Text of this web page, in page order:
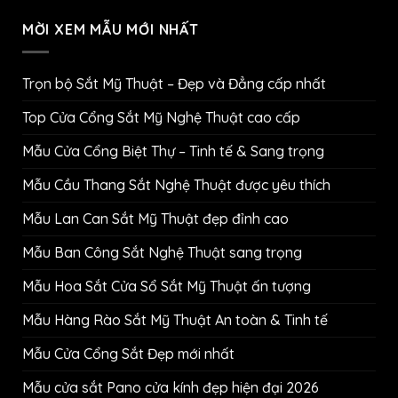
MỜI XEM MẪU MỚI NHẤT
Trọn bộ Sắt Mỹ Thuật – Đẹp và Đẳng cấp nhất
Top Cửa Cổng Sắt Mỹ Nghệ Thuật cao cấp
Mẫu Cửa Cổng Biệt Thự – Tinh tế & Sang trọng
Mẫu Cầu Thang Sắt Nghệ Thuật được yêu thích
Mẫu Lan Can Sắt Mỹ Thuật đẹp đỉnh cao
Mẫu Ban Công Sắt Nghệ Thuật sang trọng
Mẫu Hoa Sắt Cửa Sổ Sắt Mỹ Thuật ấn tượng
Mẫu Hàng Rào Sắt Mỹ Thuật An toàn & Tinh tế
Mẫu Cửa Cổng Sắt Đẹp mới nhất
Mẫu cửa sắt Pano cửa kính đẹp hiện đại 2026